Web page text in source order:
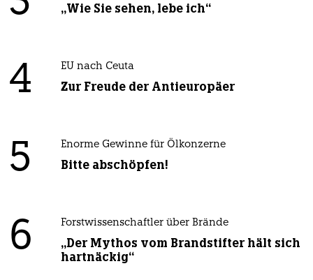
„Wie Sie sehen, lebe ich“
4 EU nach Ceuta
Zur Freude der Antieuropäer
5 Enorme Gewinne für Ölkonzerne
Bitte abschöpfen!
6 Forstwissenschaftler über Brände
„Der Mythos vom Brandstifter hält sich
hartnäckig“